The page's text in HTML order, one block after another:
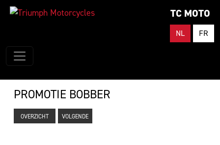
TC MOTO
NL FR
PROMOTIE BOBBER
OVERZICHT VOLGENDE